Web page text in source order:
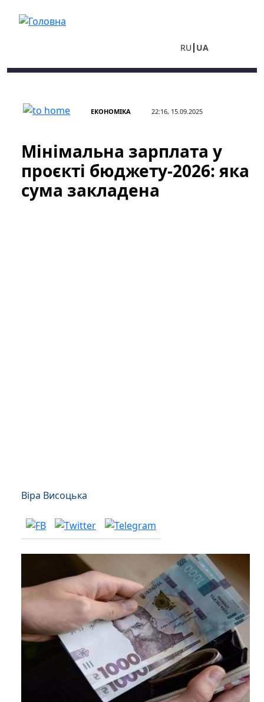
RU UA
ЕКОНОМІКА 22:16, 15.09.2025
Мінімальна зарплата у
проєкті бюджету-2026: яка
сума закладена
Віра Висоцька